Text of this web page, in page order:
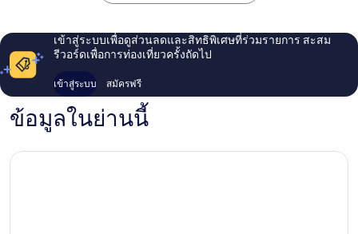
เข้าสู่ระบบเพื่อดูส่วนลดและสิทธิพิเศษที่ร่วมรายการ สะสม
รีวอร์ดเพื่อการท่องเที่ยวครั้งถัดไป
เข้าสู่ระบบ สมัครฟรี
ข้อมูลในย่านนี้